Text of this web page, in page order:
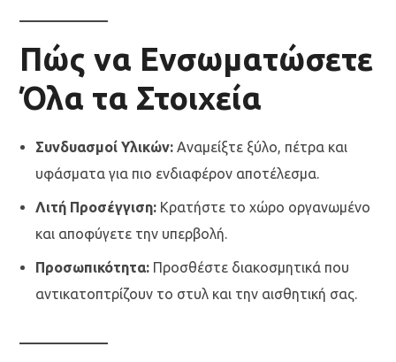
Πώς να Ενσωματώσετε
Όλα τα Στοιχεία
Συνδυασμοί Υλικών: Αναμείξτε ξύλο, πέτρα και
υφάσματα για πιο ενδιαφέρον αποτέλεσμα.
Λιτή Προσέγγιση: Κρατήστε το χώρο οργανωμένο
και αποφύγετε την υπερβολή.
Προσωπικότητα: Προσθέστε διακοσμητικά που
αντικατοπτρίζουν το στυλ και την αισθητική σας.